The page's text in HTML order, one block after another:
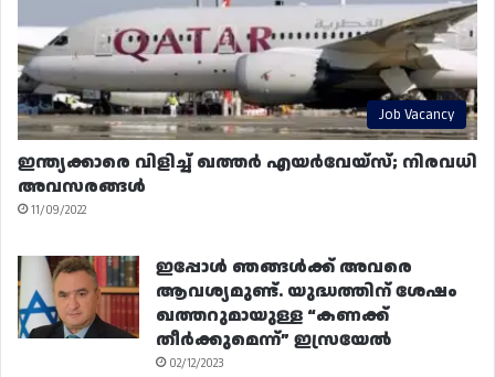
Job Vacancy
ഇന്ത്യക്കാരെ വിളിച്ച് ഖത്തർ എയർവേയ്‌സ്; നിരവധി
അവസരങ്ങൾ
11/09/2022
ഇപ്പോൾ ഞങ്ങൾക്ക് അവരെ
ആവശ്യമുണ്ട്. യുദ്ധത്തിന് ശേഷം
ഖത്തറുമായുള്ള “കണക്ക്
തീർക്കുമെന്ന്” ഇസ്രയേൽ
02/12/2023